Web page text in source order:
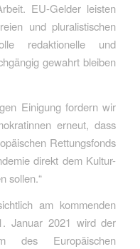
EU-Gelder leisten
und pluralistischen
redaktionelle und
gewahrt bleiben
Einigung fordern wir
erneut, dass
Rettungsfonds
direkt dem Kultur-
sollen.“
am kommenden
Januar 2021 wird der
des Europäischen